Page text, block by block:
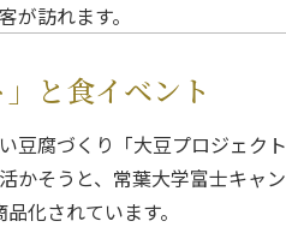
が訪れます。
」と食イベント
豆腐づくり「大豆プロジェクト
かそうと、常葉大学富士キャ
化されています。